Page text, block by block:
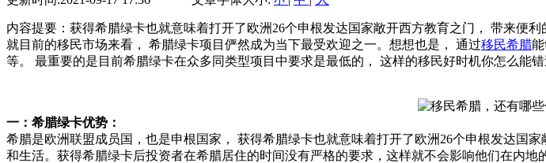
内容提要：获得希腊绿卡也就意味着打开了欧洲26个申根发达国家敞开西方教育之门， 带来便利
就目前的移民市场来看， 希腊绿卡项目俨然成为当下最受欢迎之一。想想也是， 通过移民希腊
等。 最重要的是目前希腊绿卡在众多同类型项目中要求是最低的， 这样的移民好时机你怎么能错
一：希腊绿卡优势：
希腊是欧洲联盟成员国，也是申根国家， 获得希腊绿卡也就意味着打开了欧洲26个申根发达国
和生活。获得希腊绿卡后投资者在希腊居住的时间没有严格的要求，这样就不会影响他们在内